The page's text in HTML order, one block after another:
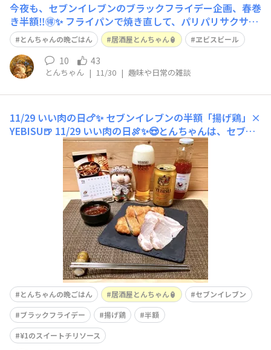
今夜も、セブンイレブンのブラックフライデー企画、春巻
き半額‼️🉐✨ フライパンで焼き直して、パリパリサクサク
🤣✨🙌 今日で最後の半額企画、コンビニで半額はお得で
すね🤭笑 たまごの黄身だけを2つ使って作ったたまごかけ
ご飯も美味しかったです🤣
とんちゃんの晩ごはん 居酒屋とんちゃん🏮 ヱビスビール
10 43
とんちゃん | 11/30 | 趣味や日常の雑談
11/29 いい肉の日🍗✨ セブンイレブンの半額「揚げ鶏」×
YEBISU🍺 11/29 いい肉の日🍖✨😍とんちゃんは、セブン
イレブンのブラックフライデー半額セール‼️✨揚げ鶏 ¥24
0 → ¥120✨🉐 ×2 🤭笑とんちゃんの母の手作りハム🥩✨
楽天のセールでGETした、なんと‼️¥1 の‼️スイートチリソ
ース🌶️✨を付けて食べても美味しかったです🤭笑
とんちゃんの晩ごはん 居酒屋とんちゃん🏮
セブンイレブン
ブラックフライデー
揚げ鶏
半額
¥1のスイートチリソース